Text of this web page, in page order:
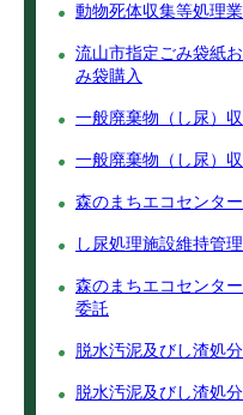
動物死体収集等処理
流山市指定ごみ袋紙
み袋購入
一般廃棄物（し尿）
一般廃棄物（し尿）
森のまちエコセンタ
し尿処理施設維持管
森のまちエコセンタ
委託
脱水汚泥及びし渣処
脱水汚泥及びし渣処